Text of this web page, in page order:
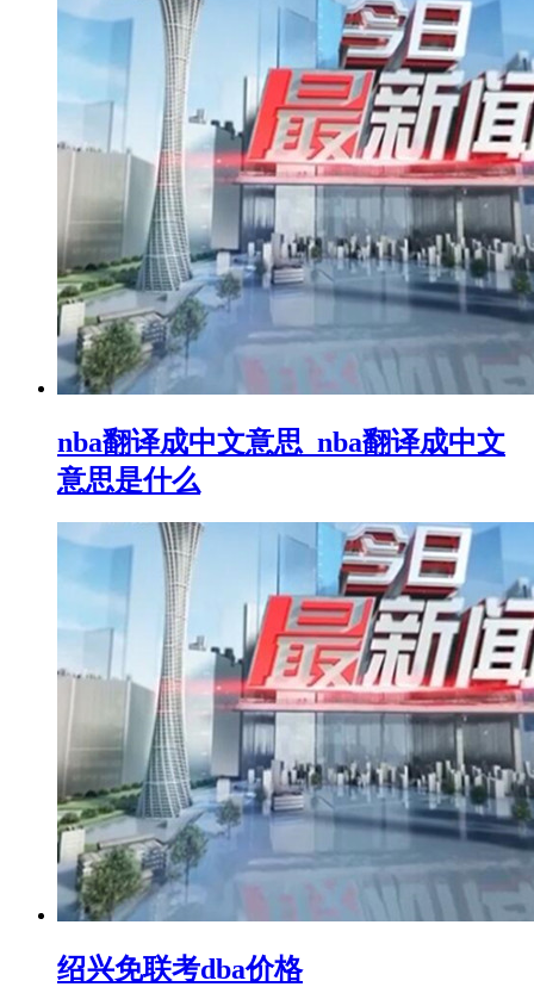
nba翻译成中文意思_nba翻译成中文
意思是什么
绍兴免联考dba价格